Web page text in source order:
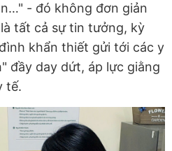
- đó không đơn giản
tất cả sự tin tưởng, kỳ
khẩn thiết gửi tới các y
đầy day dứt, áp lực giằng
tế.